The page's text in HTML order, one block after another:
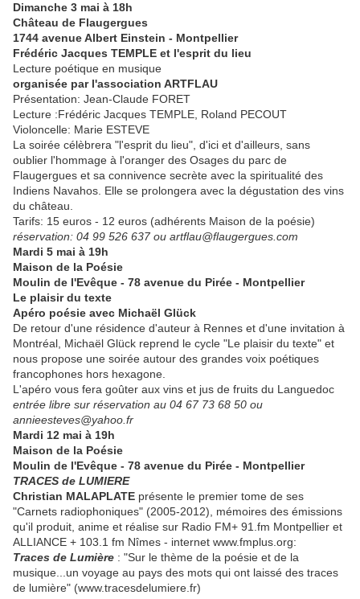
Dimanche 3 mai à 18h
Château de Flaugergues
1744 avenue Albert Einstein - Montpellier
Frédéric Jacques TEMPLE et l'esprit du lieu
Lecture poétique en musique
organisée par l'association ARTFLAU
Présentation: Jean-Claude FORET
Lecture :Frédéric Jacques TEMPLE, Roland PECOUT
Violoncelle: Marie ESTEVE
La soirée célèbrera "l'esprit du lieu", d'ici et d'ailleurs, sans
oublier l'hommage à l'oranger des Osages du parc de
Flaugergues et sa connivence secrète avec la spiritualité des
Indiens Navahos. Elle se prolongera avec la dégustation des vins
du château.
Tarifs: 15 euros - 12 euros (adhérents Maison de la poésie)
réservation: 04 99 526 637 ou artflau@flaugergues.com
Mardi 5 mai à 19h
Maison de la Poésie
Moulin de l'Evêque - 78 avenue du Pirée - Montpellier
Le plaisir du texte
Apéro poésie avec Michaël Glück
De retour d'une résidence d'auteur à Rennes et d'une invitation à
Montréal, Michaël Glück reprend le cycle "Le plaisir du texte" et
nous propose une soirée autour des grandes voix poétiques
francophones hors hexagone.
L'apéro vous fera goûter aux vins et jus de fruits du Languedoc
entrée libre sur réservation au 04 67 73 68 50 ou
annieesteves@yahoo.fr
Mardi 12 mai à 19h
Maison de la Poésie
Moulin de l'Evêque - 78 avenue du Pirée - Montpellier
TRACES de LUMIERE
Christian MALAPLATE présente le premier tome de ses
"Carnets radiophoniques" (2005-2012), mémoires des émissions
qu'il produit, anime et réalise sur Radio FM+ 91.fm Montpellier et
ALLIANCE + 103.1 fm Nîmes - internet www.fmplus.org:
Traces de Lumière : "Sur le thème de la poésie et de la
musique...un voyage au pays des mots qui ont laissé des traces
de lumière" (www.tracesdelumiere.fr)